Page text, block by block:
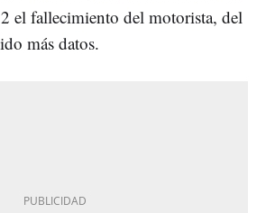
el fallecimiento del motorista, del
más datos.